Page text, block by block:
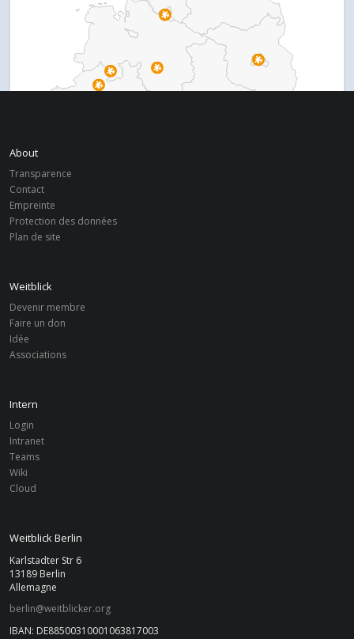
FAIRE UN DON
ACTUALITÉS
News
Weitblick Paddeltour
About
Transparence
Contact
Empreinte
Protection des données
Plan de site
Weitblick
Devenir membre
Faire un don
Idée
Associations
Intern
Login
Intranet
Teams
Wiki
Cloud
Weitblick Berlin
Karlstadter Str 6
13189 Berlin
Allemagne
berlin@weitblicker.org
IBAN: DE88500310001063817003